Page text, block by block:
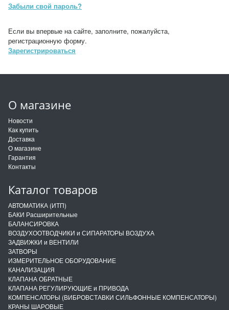
Забыли свой пароль?
Если вы впервые на сайте, заполните, пожалуйста,
регистрационную форму.
Зарегистрироваться
О магазине
Новости
Как купить
Доставка
О магазине
Гарантия
Контакты
Каталог товаров
АВТОМАТИКА (ИТП)
БАКИ Расширительные
БАЛАНСИРОВКА
ВОЗДУХООТВОДЧИКИ и СИПАРАТОРЫ ВОЗДУХА
ЗАДВИЖКИ и ВЕНТИЛИ
ЗАТВОРЫ
ИЗМЕРИТЕЛЬНОЕ ОБОРУДОВАНИЕ
КАНАЛИЗАЦИЯ
КЛАПАНА ОБРАТНЫЕ
КЛАПАНА РЕГУЛИРУЮЩИЕ и ПРИВОДА
КОМПЕНСАТОРЫ (ВИБРОВСТАВКИ СИЛЬФОННЫЕ КОМПЕНСАТОРЫ)
КРАНЫ ШАРОВЫЕ